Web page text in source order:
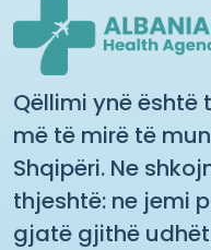
Qëllimi ynë
më të mirë të
Shqipëri. Ne
thjeshtë: ne jemi
gjatë gjithë